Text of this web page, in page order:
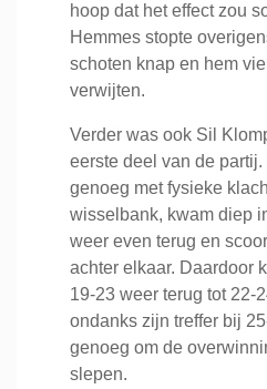
hoop dat het effect zou
Hemmes stopte
schoten knap en hem
verwijten.
Verder was ook Sil
eerste deel van de
genoeg met fysieke
wisselbank, kwam diep
weer even terug en
achter elkaar. Daardoor
19-23 weer terug tot 22-
ondanks zijn treffer bij
genoeg om de
slepen.